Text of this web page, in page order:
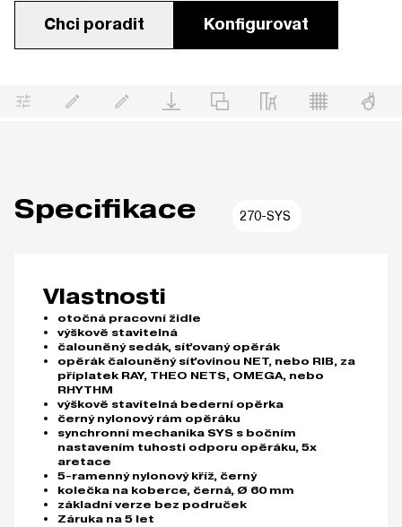
Chci poradit Konfigurovat
Specifikace 270-SYS
Vlastnosti
otočná pracovní židle
výškově stavitelná
čalouněný sedák, síťovaný opěrák
opěrák čalouněný síťovinou NET, nebo RIB, za
příplatek RAY, THEO NETS, OMEGA, nebo
RHYTHM
výškově stavitelná bederní opěrka
černý nylonový rám opěráku
synchronní mechanika SYS s bočním
nastavením tuhosti odporu opěráku, 5x
aretace
5-ramenný nylonový kříž, černý
kolečka na koberce, černá, Ø 60 mm
základní verze bez područek
Záruka na 5 let